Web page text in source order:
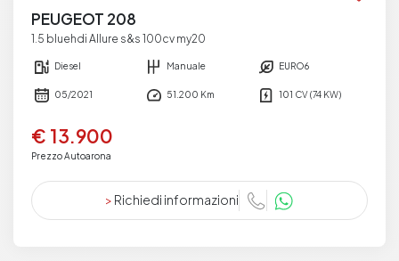
PEUGEOT 208
1.5 bluehdi Allure s&s 100cv my20
Diesel Manuale EURO6
05/2021 51.200 Km 101 CV (74 KW)
€ 13.900
Prezzo Autoarona
> Richiedi informazioni